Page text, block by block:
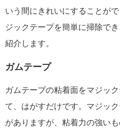
いう間にきれいにすることが
ジックテープを簡単に掃除で
紹介します。
ガムテープ
ガムテープの粘着面をマジッ
て、はがすだけです。マジッ
がありますが、粘着力の強いも